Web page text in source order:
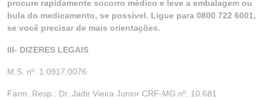
procure rapidamente socorro médico e leve a embalagem ou
bula do medicamento, se possível. Ligue para 0800 722 6001,
se você precisar de mais orientações.
III- DIZERES LEGAIS
M.S. nº. 1.0917.0076
Farm. Resp.: Dr. Jadir Vieira Junior CRF-MG nº. 10.681